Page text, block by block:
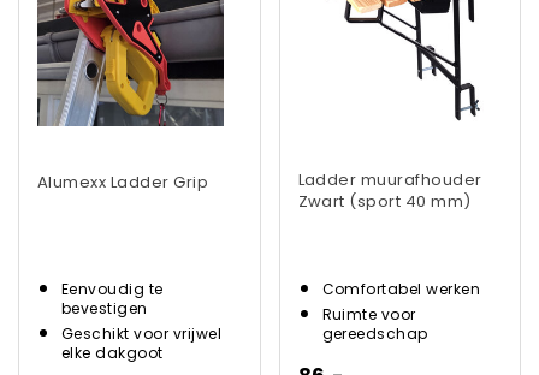
Alumexx Ladder Grip
Eenvoudig te
bevestigen
Geschikt voor vrijwel
elke dakgoot
Ladder muurafhouder
Zwart (sport 40 mm)
Comfortabel werken
Ruimte voor
gereedschap